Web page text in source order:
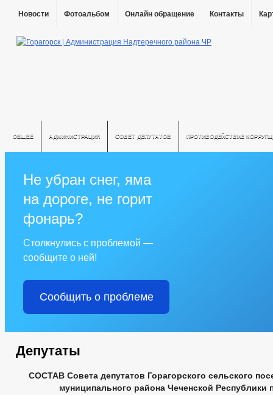
Новости Фотоальбом Онлайн обращение Контакты
ОБЩЕЕ АДМИНИСТРАЦИЯ СОВЕТ ДЕПУТАТОВ ПРОТИВОДЕЙСТВИЕ
Не убран снег, яма
на дороге, не горит
фонарь?
Столкнулись с проблемой —
сообщите о ней!
Сообщить о проблеме
Депутаты
СОСТАВ Совета депутатов Горагорского сельского
муниципального района Чеченской Республики